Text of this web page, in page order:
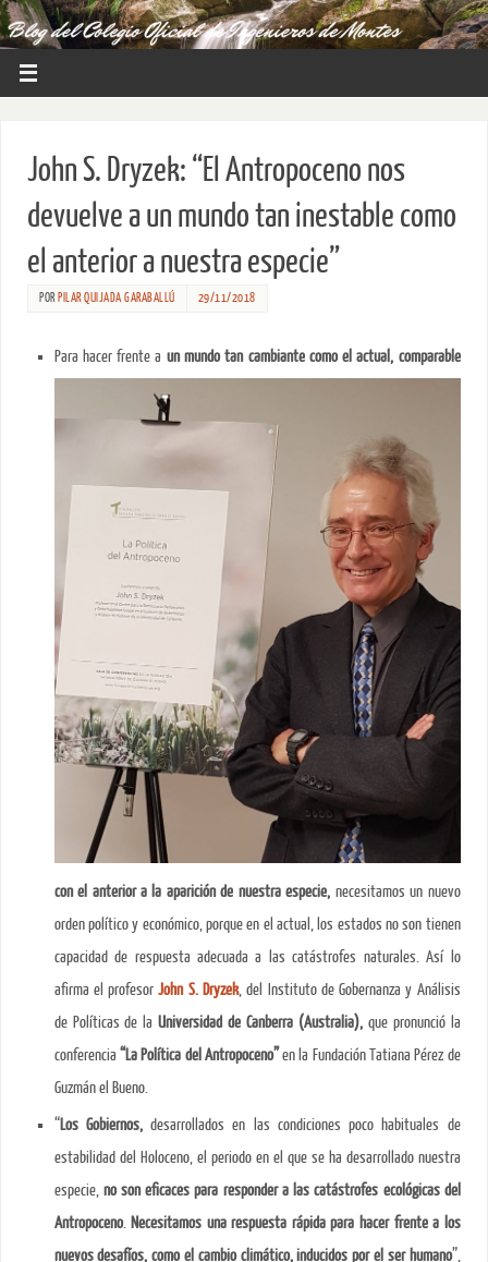
John S. Dryzek: “El Antropoceno nos
devuelve a un mundo tan inestable como
el anterior a nuestra especie”
POR PILAR QUIJADA GARABALLÚ 29/11/2018
Para hacer frente a un mundo tan cambiante como el actual, comparable
con el anterior a la aparición de nuestra especie, necesitamos un nuevo
orden político y económico, porque en el actual, los estados no son tienen
capacidad de respuesta adecuada a las catástrofes naturales. Así lo
afirma el profesorJohn S. Dryzek, del Instituto de Gobernanza y Análisis
de Políticas de laUniversidad de Canberra (Australia), que pronunció la
conferencia “La Política del Antropoceno”en la Fundación Tatiana Pérez de
Guzmán el Bueno.
“Los Gobiernos,desarrollados en las condiciones poco habituales de
estabilidad del Holoceno, el periodo en el que se ha desarrollado nuestra
especie, no son eficaces para responder a las catástrofes ecológicas del
Antropoceno. Necesitamos una respuesta rápida para hacer frente a los
nuevos desafíos, como el cambio climático, inducidos por el ser humano”,